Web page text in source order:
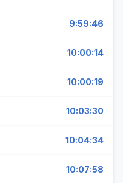
9:59:46
10:00:14
10:00:19
10:03:30
10:04:34
10:07:58